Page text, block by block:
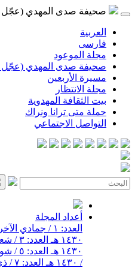
صحيفة صدى المهدي (عجّل
العربية
فارسی
مجلة الموعود
صحيفة صدى المهدي (عجّل
مسيرة الأربعين
مجلة الانتظار
بيت الثقافة المهدوية
حملة متى ترانا ونراك
التواصل الاجتماعي
أعداد المجلة
العدد: ١ / جمادي الآخرة / ١٤٣٠ هـ
١٤٣٠ هـ
العدد: ٣ / شعبان / ١٤٣٠ هـ
١٤٣٠ هـ
العدد: ٥ / شوال / ١٤٣٠ هـ
/ ١٤٣٠ هـ
العدد: ٧ / ذي الحجة / ١٤٣٠ هـ